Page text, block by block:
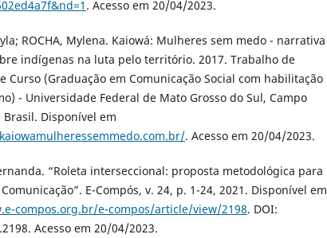
. Acesso em 20/04/2023.
ROCHA, Mylena. Kaiowá: Mulheres sem medo - narrativa
indígenas na luta pelo território. 2017. Trabalho de
Curso (Graduação em Comunicação Social com habilitação
- Universidade Federal de Mato Grosso do Sul, Campo
Brasil. Disponível em
. Acesso em 20/04/2023.
“Roleta interseccional: proposta metodológica para
E-Compós, v. 24, p. 1-24, 2021. Disponível em
compos.org.br/e-compos/article/view/2198. DOI:
Acesso em 20/04/2023.